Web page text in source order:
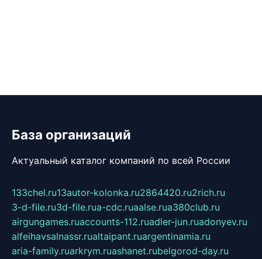
База организаций
Актуальный каталог компаний по всей России
133chel.ru13autor-kolonka.ru2864420.ru2rich.ru
3-d-file.ru3d-file.rua-cdc.ruaalse.rua380club.ru
airgungames.ruaccounts-112.ruadler-jun.ruadonyev.ru
alfeihavsalnassr.rualtaipant.ruargentinamia.ru
aria-family.ruarkrym.ruashanet.rubelgorod-day.ru